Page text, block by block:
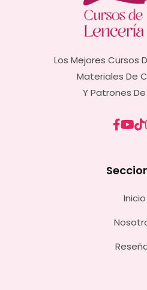
Los Mejores Cursos
Materiales De
Y Patrones
Inicio